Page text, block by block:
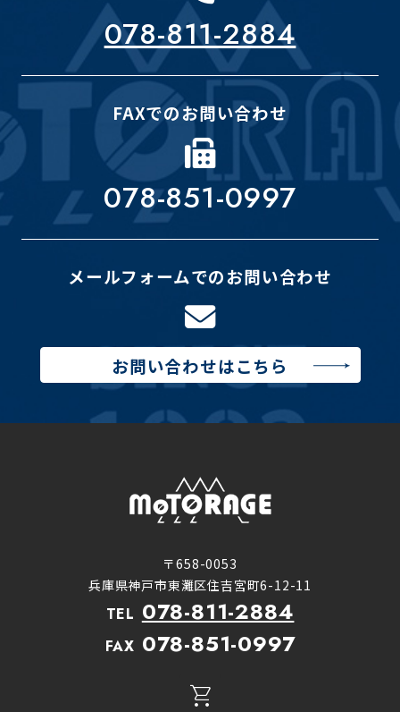
078-811-2884
FAXでのお問い合わせ
078-851-0997
メールフォームでのお問い合わせ
お問い合わせはこちら
〒658-0053
兵庫県神戸市東灘区住吉宮町6-12-11
TEL 078-811-2884
FAX 078-851-0997